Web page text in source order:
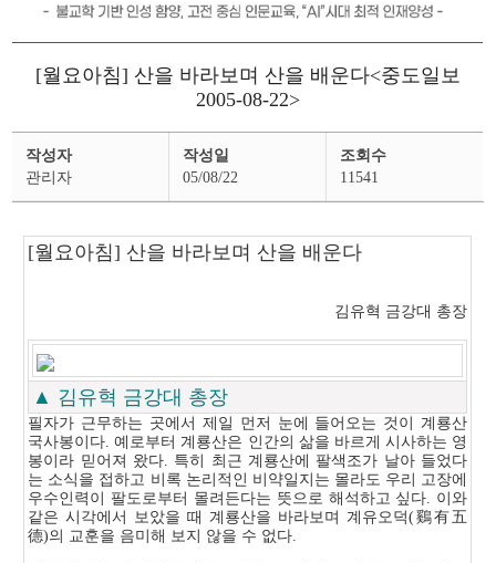
상
[월요아침] 산을 바라보며 산을 배운다<중도일보
2005-08-22>
작성자
관리자
작성일
05/08/22
조회수
11541
[월요아침] 산을 바라보며 산을 배운다
김유혁 금강대 총장
▲ 김유혁 금강대 총장
필자가 근무하는 곳에서 제일 먼저 눈에 들어오는 것이 계룡산
국사봉이다. 예로부터 계룡산은 인간의 삶을 바르게 시사하는 영
봉이라 믿어져 왔다. 특히 최근 계룡산에 팔색조가 날아 들었다
는 소식을 접하고 비록 논리적인 비약일지는 몰라도 우리 고장에
우수인력이 팔도로부터 몰려든다는 뜻으로 해석하고 싶다. 이와
같은 시각에서 보았을 때 계룡산을 바라보며 계유오덕(鷄有五
德)의 교훈을 음미해 보지 않을 수 없다.